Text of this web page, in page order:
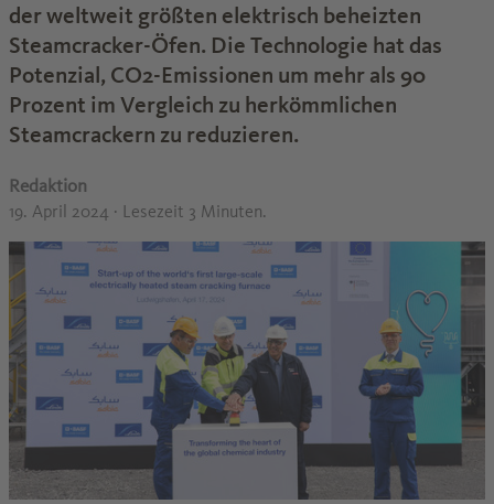
der weltweit größten elektrisch beheizten
Steamcracker-Öfen. Die Technologie hat das
Potenzial, CO2-Emissionen um mehr als 90
Prozent im Vergleich zu herkömmlichen
Steamcrackern zu reduzieren.
Redaktion
19. April 2024 · Lesezeit 3 Minuten.